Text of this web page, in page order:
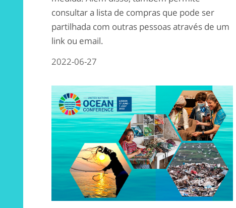
consultar a lista de compras que pode ser
partilhada com outras pessoas através de um
link ou email.
2022-06-27